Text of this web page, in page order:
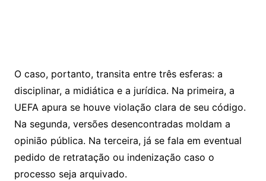
O caso, portanto, transita entre três esferas: a
disciplinar, a midiática e a jurídica. Na primeira, a
UEFA apura se houve violação clara de seu código.
Na segunda, versões desencontradas moldam a
opinião pública. Na terceira, já se fala em eventual
pedido de retratação ou indenização caso o
processo seja arquivado.